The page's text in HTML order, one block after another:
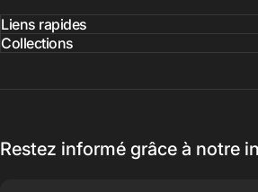
Liens rapides
Collections
Restez informé grâce à notre